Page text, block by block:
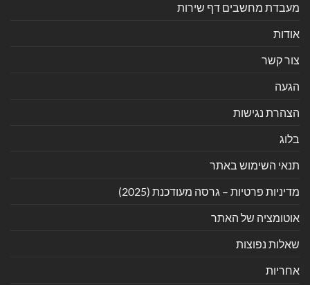
מעבדת מחשבים דף שירות
אודות
צור קשר
הגעה
הצהרת נגישות
בלוג
תנאי השימוש באתר
מדיניות פרטיות – גרסה מעודכנת (2025)
אוטומציה של האתר
שאלות נפוצות
אחריות